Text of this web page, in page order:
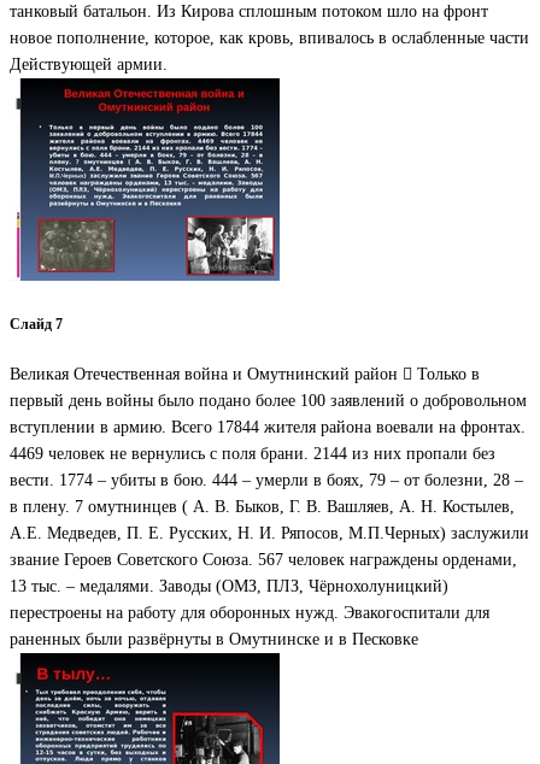
танковый батальон. Из Кирова сплошным потоком шло на фронт
новое пополнение, которое, как кровь, впивалось в ослабленные части
Действующей армии.
Слайд 7
Великая Отечественная война и Омутнинский район  Только в
первый день войны было подано более 100 заявлений о добровольном
вступлении в армию. Всего 17844 жителя района воевали на фронтах.
4469 человек не вернулись с поля брани. 2144 из них пропали без
вести. 1774 – убиты в бою. 444 – умерли в боях, 79 – от болезни, 28 –
в плену. 7 омутнинцев ( А. В. Быков, Г. В. Вашляев, А. Н. Костылев,
А.Е. Медведев, П. Е. Русских, Н. И. Ряпосов, М.П.Черных) заслужили
звание Героев Советского Союза. 567 человек награждены орденами,
13 тыс. – медалями. Заводы (ОМЗ, ПЛЗ, Чёрнохолуницкий)
перестроены на работу для оборонных нужд. Эвакогоспитали для
раненных были развёрнуты в Омутнинске и в Песковке